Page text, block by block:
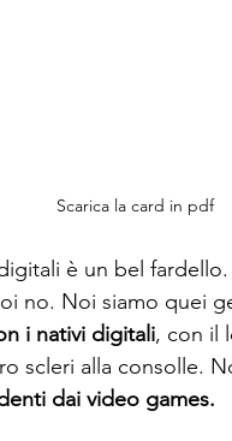
Scarica la card in pdf
è un bel
no. Noi siamo quei
i nativi digitali, con il
scleri alla consolle.
dai video games.